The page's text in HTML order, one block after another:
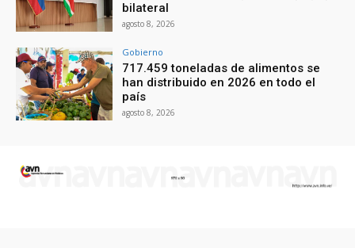
bilateral
agosto 8, 2026
Gobierno
717.459 toneladas de alimentos se
han distribuido en 2026 en todo el
país
agosto 8, 2026